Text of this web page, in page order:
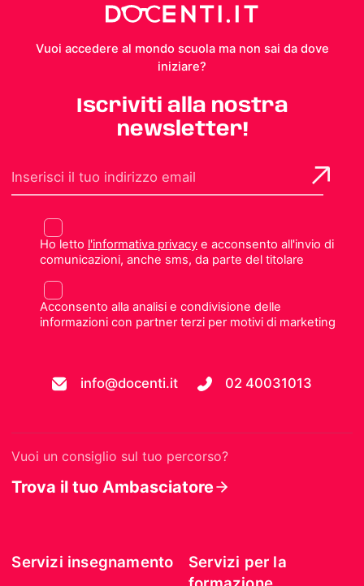
Vuoi accedere al mondo scuola ma non sai da dove
iniziare?
Iscriviti alla nostra
newsletter!
Ho letto l'informativa privacye acconsento all'invio di
comunicazioni, anche sms, da parte del titolare
Acconsento alla analisi e condivisione delle
informazioni con partner terzi per motivi di marketing
info@docenti.it 02 40031013
Vuoi un consiglio sul tuo percorso?
Trova il tuo Ambasciatore
Servizi insegnamento
Servizi per la